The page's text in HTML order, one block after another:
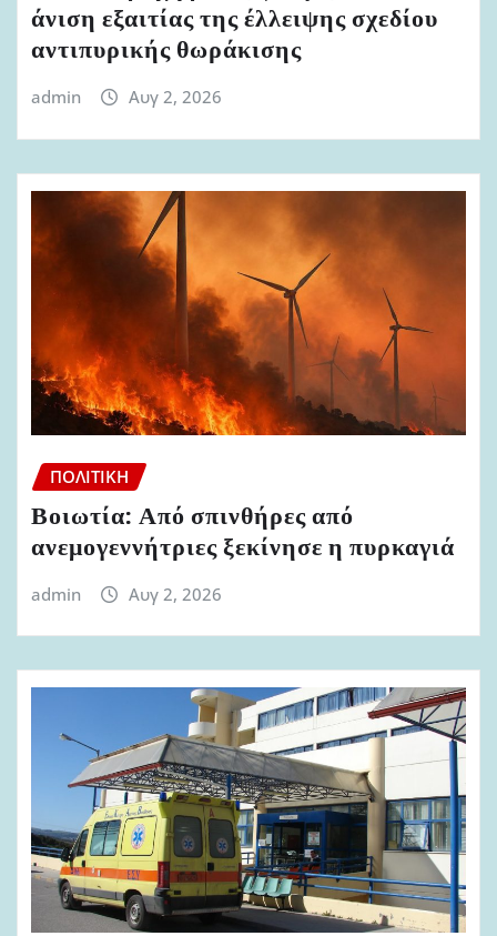
άνιση εξαιτίας της έλλειψης σχεδίου
αντιπυρικής θωράκισης
admin Αυγ 2, 2026
ΠΟΛΙΤΙΚΉ
Βοιωτία: Από σπινθήρες από
ανεμογεννήτριες ξεκίνησε η πυρκαγιά
admin Αυγ 2, 2026